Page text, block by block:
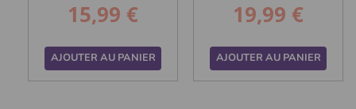
Prix
15,99 €
AJOUTER AU PANIER
Prix
19,99 €
AJOUTER AU PANIER